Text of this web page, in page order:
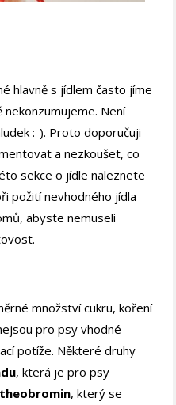
hlavně s jídlem často jíme
nekonzumujeme. Není
:-). Proto doporučuji
a nezkoušet, co
sekce o jídle naleznete
požití nevhodného jídla
abyste nemuseli
množství cukru, koření
pro psy vhodné
potíže. Některé druhy
, která je pro psy
theobromin, který se